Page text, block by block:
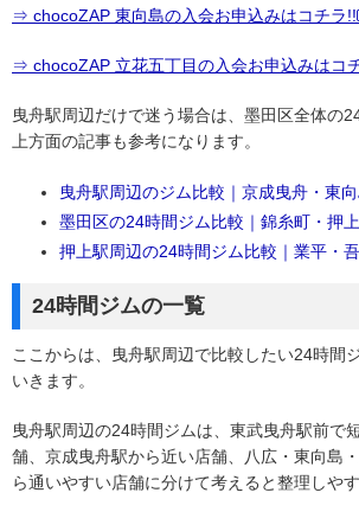
⇒ chocoZAP 東向島の入会お申込みはコチラ!!
⇒ chocoZAP 立花五丁目の入会お申込みはコ
曳舟駅周辺だけで迷う場合は、墨田区全体の
上方面の記事も参考になります。
曳舟駅周辺のジム比較｜京成曳舟・東
墨田区の24時間ジム比較｜錦糸町・押
押上駅周辺の24時間ジム比較｜業平・
24時間ジムの一覧
ここからは、曳舟駅周辺で比較したい24時間
いきます。
曳舟駅周辺の24時間ジムは、東武曳舟駅前で
舗、京成曳舟駅から近い店舗、八広・東向島
ら通いやすい店舗に分けて考えると整理しやす